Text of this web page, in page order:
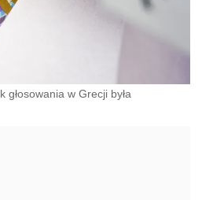
w Grecji była